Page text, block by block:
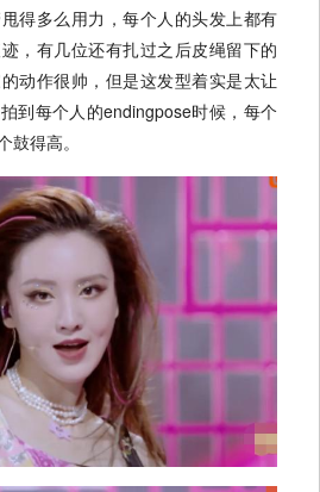
得多么用力，每个人的头发上都有
，有几位还有扎过之后皮绳留下的
动作很帅，但是这发型着实是太让
到每个人的endingpose时候，每个
鼓得高。